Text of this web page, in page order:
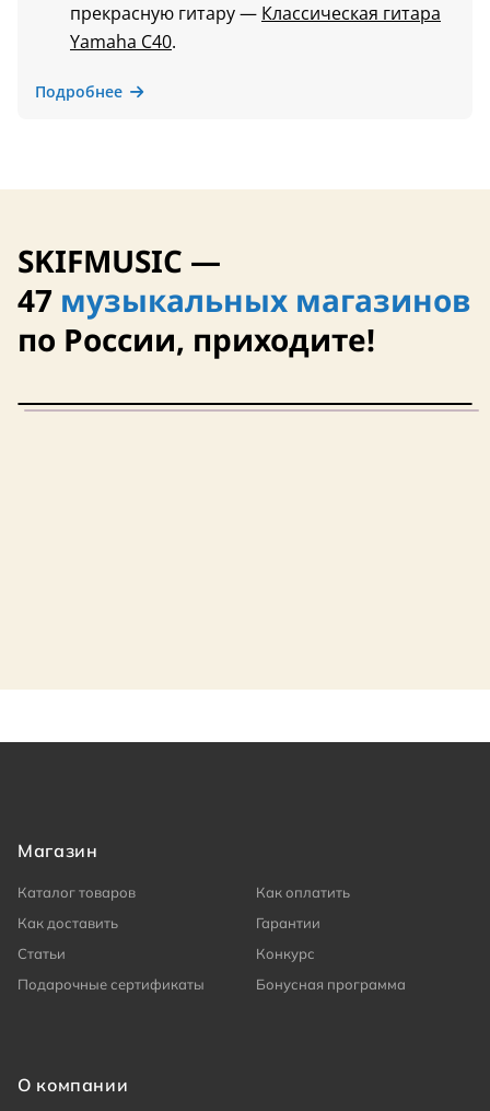
прекрасную гитару — Классическая гитара
Yamaha C40.
Подробнее
SKIFMUSIC —
47 музыкальных магазинов
по России, приходите!
Магазин
Каталог товаров
Как оплатить
Как доставить
Гарантии
Статьи
Конкурс
Подарочные сертификаты
Бонусная программа
О компании